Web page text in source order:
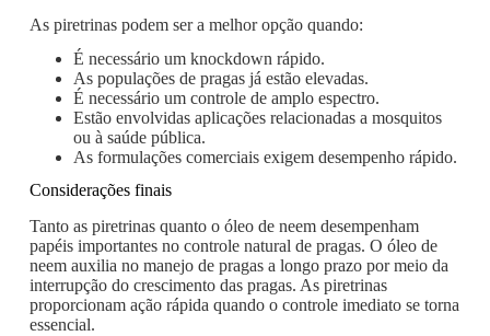
As piretrinas podem ser a melhor opção quando:
É necessário um knockdown rápido.
As populações de pragas já estão elevadas.
É necessário um controle de amplo espectro.
Estão envolvidas aplicações relacionadas a mosquitos
ou à saúde pública.
As formulações comerciais exigem desempenho rápido.
Considerações finais
Tanto as piretrinas quanto o óleo de neem desempenham
papéis importantes no controle natural de pragas. O óleo de
neem auxilia no manejo de pragas a longo prazo por meio da
interrupção do crescimento das pragas. As piretrinas
proporcionam ação rápida quando o controle imediato se torna
essencial.